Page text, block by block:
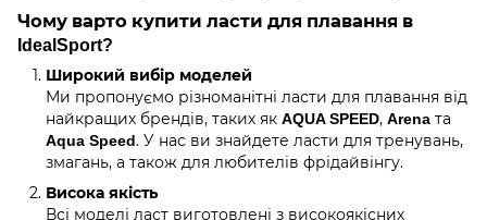
Чому варто купити ласти для плавання в
IdealSport?
Широкий вибір моделей
Ми пропонуємо різноманітні ласти для плавання від
найкращих брендів, таких як AQUA SPEED, Arena та
Aqua Speed. У нас ви знайдете ласти для тренувань,
змагань, а також для любителів фрідайвінгу.
Висока якість
Всі моделі ласт виготовлені з високоякісних